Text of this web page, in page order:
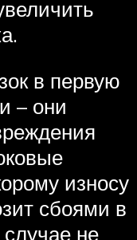
в первую
– они
износу
сбоями в
не